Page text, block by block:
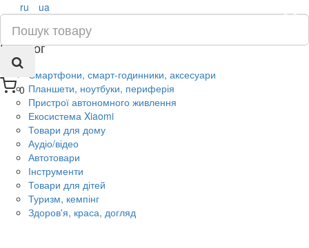
0
×
ru ua
Каталог
Смартфони, смарт-годинники, аксесуари
Планшети, ноутбуки, периферія
Пристрої автономного живлення
Екосистема Xiaomi
Товари для дому
Аудіо/відео
Автотовари
Інструменти
Товари для дітей
Туризм, кемпінг
Здоров'я, краса, догляд